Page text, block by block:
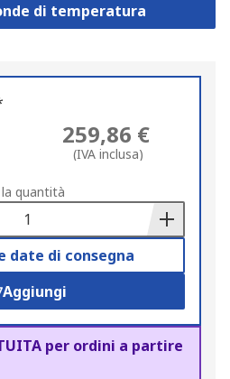
di temperatura
259,86 €
(IVA inclusa)
quantità
date di consegna
Aggiungi
per ordini a partire